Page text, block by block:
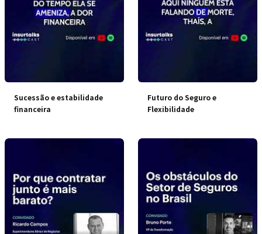
Sucessão e estabilidade
financeira
Futuro do Seguro e
Flexibilidade